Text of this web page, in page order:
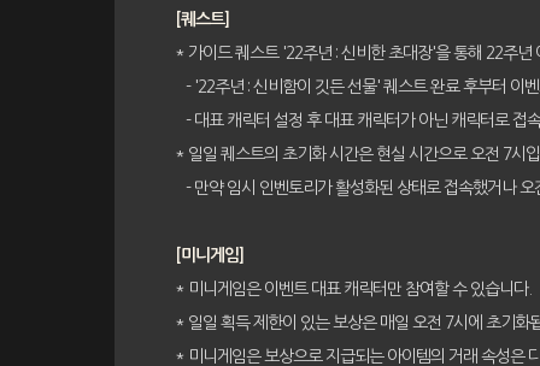
[퀘스트]
* 가이드 퀘스트 '22주년 : 신비한 초대장'을 통해 22주년
- '22주년 : 신비함이 깃든 선물' 퀘스트 완료 후부터 이
- 대표 캐릭터 설정 후 대표 캐릭터가 아닌 캐릭터로 접
* 일일 퀘스트의 초기화 시간은 현실 시간으로 오전 7시
- 만약 임시 인벤토리가 활성화된 상태로 접속했거나
[미니게임]
* 미니게임은 이벤트 대표 캐릭터만 참여할 수 있습니다.
* 일일 획득 제한이 있는 보상은 매일 오전 7시에 초기화
* 미니게임은 보상으로 지급되는 아이템의 거래 속성은